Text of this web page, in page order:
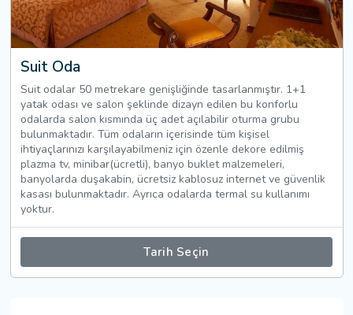
Suit Oda
Suit odalar 50 metrekare genişliğinde tasarlanmıştır. 1+1
yatak odası ve salon şeklinde dizayn edilen bu konforlu
odalarda salon kısmında üç adet açılabilir oturma grubu
bulunmaktadır. Tüm odaların içerisinde tüm kişisel
ihtiyaçlarınızı karşılayabilmeniz için özenle dekore edilmiş
plazma tv, minibar(ücretli), banyo buklet malzemeleri,
banyolarda duşakabin, ücretsiz kablosuz internet ve güvenlik
kasası bulunmaktadır. Ayrıca odalarda termal su kullanımı
yoktur.
Tarih Seçin